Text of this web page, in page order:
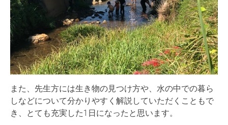
また、先生方には生き物の見つけ方や、水の中での暮ら
しなどについて分かりやすく解説していただくこともで
き、とても充実した1日になったと思います。